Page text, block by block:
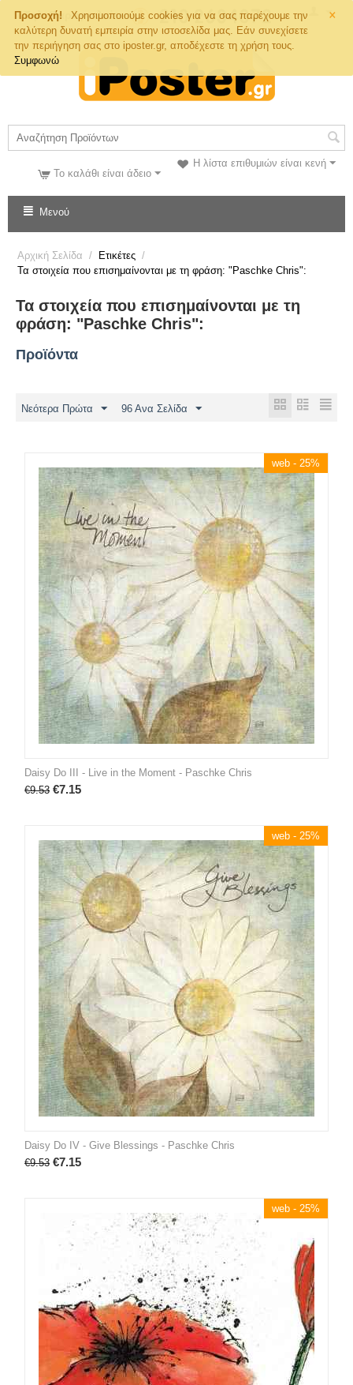
×
Προσοχή!
Χρησιμοποιούμε cookies για να σας παρέχουμε την
καλύτερη δυνατή εμπειρία στην ιστοσελίδα μας. Εάν συνεχίσετε
την περιήγηση σας στο iposter.gr, αποδέχεστε τη χρήση τους.
Συμφωνώ
Τηλ. Παραγγελιών
Η λίστα επιθυμιών είναι κενή
Το καλάθι είναι άδειο
Μενού
Αρχική Σελίδα / Ετικέτες /
Τα στοιχεία που επισημαίνονται με τη φράση: "Paschke Chris":
Τα στοιχεία που επισημαίνονται με τη
φράση: "Paschke Chris":
Προϊόντα
Νεότερα Πρώτα 96 Ανα Σελίδα
web - 25%
Daisy Do III - Live in the Moment - Paschke Chris
€9.53 €7.15
web - 25%
Daisy Do IV - Give Blessings - Paschke Chris
€9.53 €7.15
web - 25%